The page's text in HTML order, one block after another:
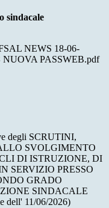
sindacale
NEWS 18-06-
PASSWEB.pdf
degli SCRUTINI,
SVOLGIMENTO
DI ISTRUZIONE, DI
SERVIZIO PRESSO
GRADO
SINDACALE
dell' 11/06/2026)